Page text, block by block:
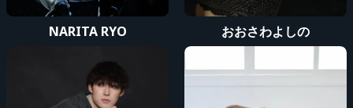
NARITA RYO おおさわよしの